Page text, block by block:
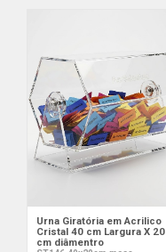
Urna Giratória em Acrilico
Cristal 40 cm Largura X 20
cm diâmentro